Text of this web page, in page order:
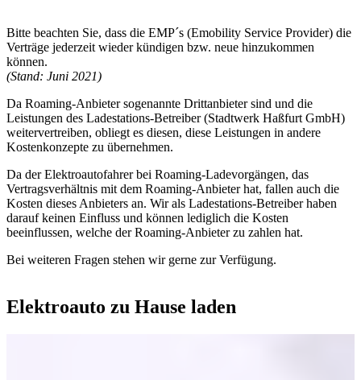
Bitte beachten Sie, dass die EMP´s (Emobility Service Provider) die
Verträge jederzeit wieder kündigen bzw. neue hinzukommen
können.
(Stand: Juni 2021)
Da Roaming-Anbieter sogenannte Drittanbieter sind und die
Leistungen des Ladestations-Betreiber (Stadtwerk Haßfurt GmbH)
weitervertreiben, obliegt es diesen, diese Leistungen in andere
Kostenkonzepte zu übernehmen.
Da der Elektroautofahrer bei Roaming-Ladevorgängen, das
Vertragsverhältnis mit dem Roaming-Anbieter hat, fallen auch die
Kosten dieses Anbieters an. Wir als Ladestations-Betreiber haben
darauf keinen Einfluss und können lediglich die Kosten
beeinflussen, welche der Roaming-Anbieter zu zahlen hat.
Bei weiteren Fragen stehen wir gerne zur Verfügung.
Elektroauto zu Hause laden